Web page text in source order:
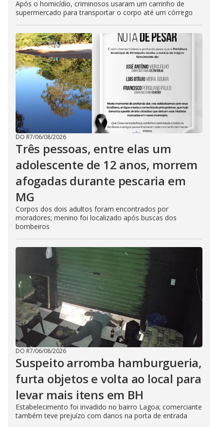
Após o homicídio, criminosos usaram um carrinho de
supermercado para transportar o corpo até um córrego
DO R7/06/08/2026
Três pessoas, entre elas um
adolescente de 12 anos, morrem
afogadas durante pescaria em
MG
Corpos dos dois adultos foram encontrados por
moradores; menino foi localizado após buscas dos
bombeiros
DO R7/06/08/2026
Suspeito arromba hamburgueria,
furta objetos e volta ao local para
levar mais itens em BH
Estabelecimento foi invadido no bairro Lagoa; comerciante
também teve prejuízo com danos na porta de entrada